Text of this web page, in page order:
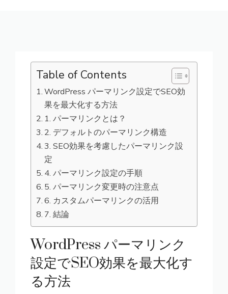
Table of Contents
WordPress パーマリンク設定でSEO効
果を最大化する方法
1. パーマリンクとは？
2. デフォルトのパーマリンク構造
3. SEO効果を考慮したパーマリンク設
定
4. パーマリンク設定の手順
5. パーマリンク変更時の注意点
6. カスタムパーマリンクの活用
7. 結論
WordPress パーマリンク
設定でSEO効果を最大化す
る方法